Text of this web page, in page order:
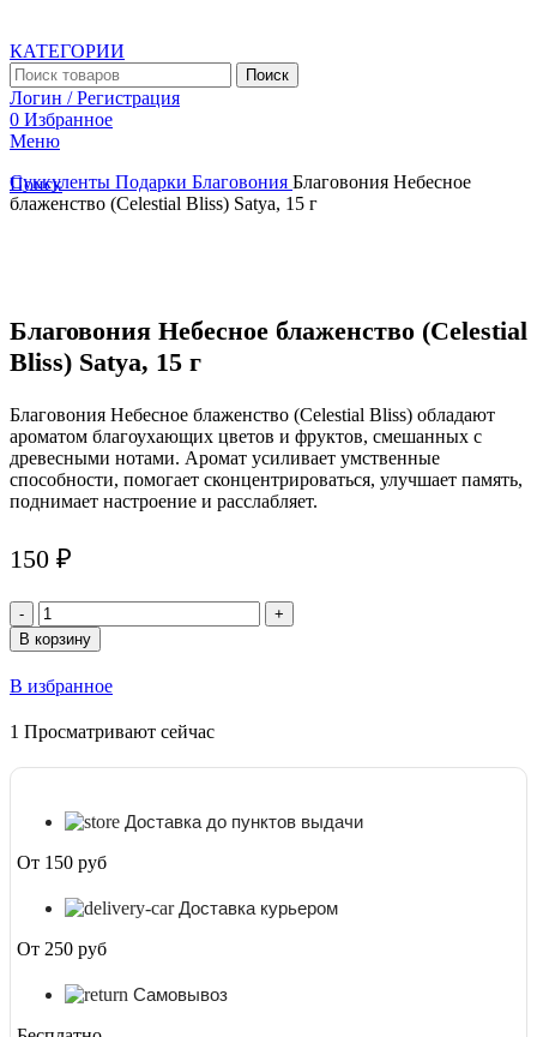
КАТЕГОРИИ
Поиск
Логин / Регистрация
0 Избранное
Меню
Поиск
Суккуленты Подарки Благовония Благовония Небесное
блаженство (Celestial Bliss) Satya, 15 г
Благовония Небесное блаженство (Celestial
Bliss) Satya, 15 г
Благовония Небесное блаженство (Celestial Bliss) обладают
ароматом благоухающих цветов и фруктов, смешанных с
древесными нотами. Аромат усиливает умственные
способности, помогает сконцентрироваться, улучшает память,
поднимает настроение и расслабляет.
150 ₽
Количество
товара
Благовония
Небесное
блаженство
Bliss)
В корзину
В избранное
1 Просматривают сейчас
Доставка до пунктов выдачи
От 150 руб
Доставка курьером
От 250 руб
Самовывоз